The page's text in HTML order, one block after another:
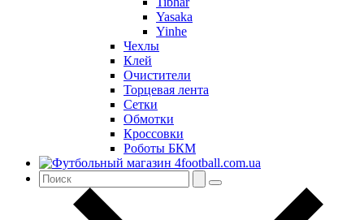
Yasaka
Yinhe
Чехлы
Клей
Очистители
Торцевая лента
Сетки
Обмотки
Кроссовки
Роботы БКМ